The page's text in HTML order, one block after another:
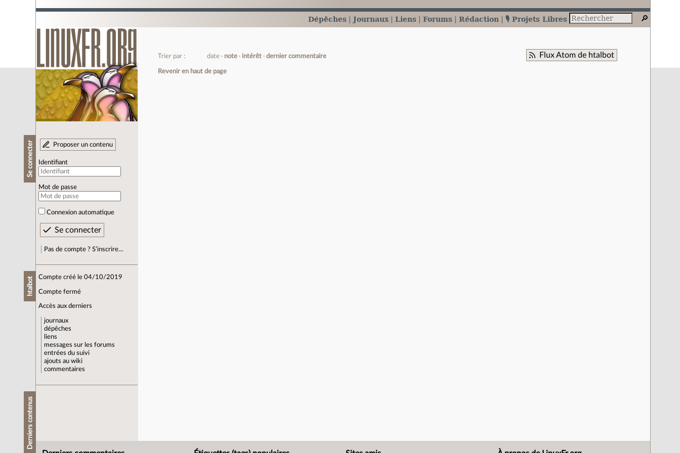
Dépêches Journaux Liens Forums Rédaction 🎙️ Projets Libres
Se connecter Proposer un contenu
Identifiant
Mot de passe
Connexion automatique
Pas de compte ? S’inscrire…
htalbot Compte créé le 04/10/2019
Compte fermé
Accès aux derniers
journaux
dépêches
liens
messages sur les forums
entrées du suivi
ajouts au wiki
commentaires
Derniers contenus
Flux Atom de htalbot
Trier par : date note intérêt dernier commentaire
Revenir en haut de page